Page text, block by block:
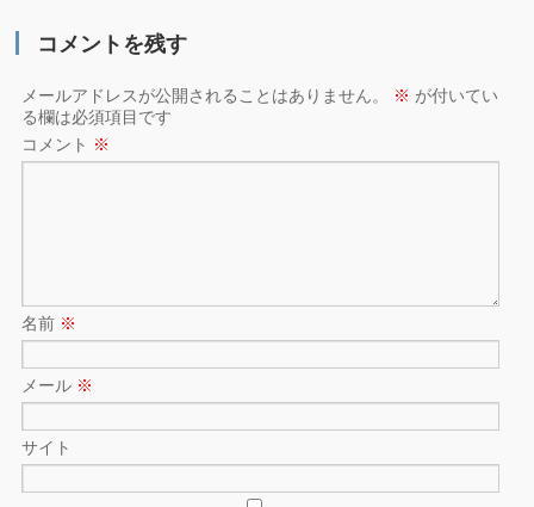
コメントを残す
メールアドレスが公開されることはありません。 ※ が付いてい
る欄は必須項目です
コメント ※
名前 ※
メール ※
サイト